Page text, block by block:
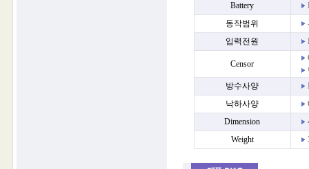
Battery
동작범위
입력전원
Censor
방수사양
낙하사양
Dimension
Weight